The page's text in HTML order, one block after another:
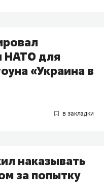
НАТО для
«Украина в
наказывать
за попытку